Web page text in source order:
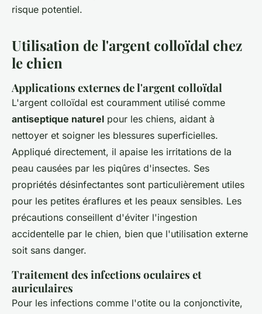
risque potentiel.
Utilisation de l'argent colloïdal chez
le chien
Applications externes de l'argent colloïdal
L'argent colloïdal est couramment utilisé comme
antiseptique naturel pour les chiens, aidant à
nettoyer et soigner les blessures superficielles.
Appliqué directement, il apaise les irritations de la
peau causées par les piqûres d'insectes. Ses
propriétés désinfectantes sont particulièrement utiles
pour les petites éraflures et les peaux sensibles. Les
précautions conseillent d'éviter l'ingestion
accidentelle par le chien, bien que l'utilisation externe
soit sans danger.
Traitement des infections oculaires et
auriculaires
Pour les infections comme l'otite ou la conjonctivite,